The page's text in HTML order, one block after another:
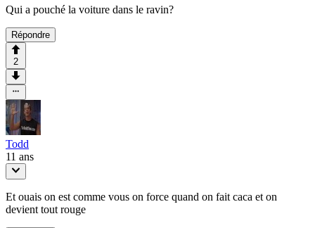
Qui a pouché la voiture dans le ravin?
Répondre
2
Todd
11 ans
Et ouais on est comme vous on force quand on fait caca et on
devient tout rouge